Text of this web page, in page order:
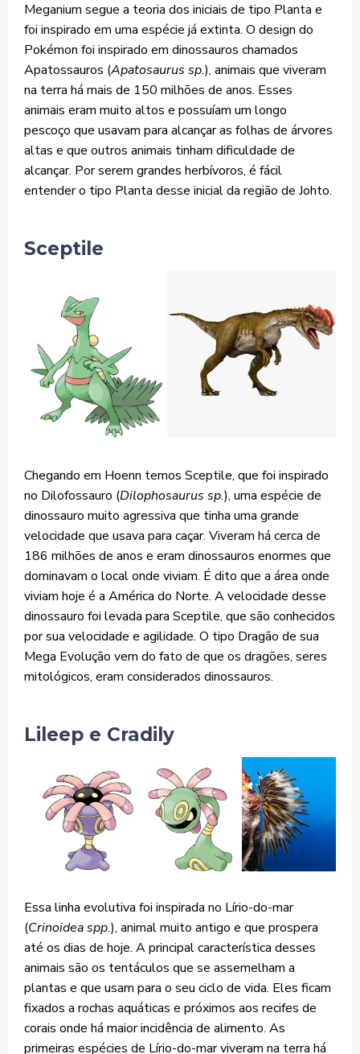
Meganium segue a teoria dos iniciais de tipo Planta e
foi inspirado em uma espécie já extinta. O design do
Pokémon foi inspirado em dinossauros chamados
Apatossauros (Apatosaurus sp.), animais que viveram
na terra há mais de 150 milhões de anos. Esses
animais eram muito altos e possuíam um longo
pescoço que usavam para alcançar as folhas de árvores
altas e que outros animais tinham dificuldade de
alcançar. Por serem grandes herbívoros, é fácil
entender o tipo Planta desse inicial da região de Johto.
Sceptile
Chegando em Hoenn temos Sceptile, que foi inspirado
no Dilofossauro (Dilophosaurus sp.), uma espécie de
dinossauro muito agressiva que tinha uma grande
velocidade que usava para caçar. Viveram há cerca de
186 milhões de anos e eram dinossauros enormes que
dominavam o local onde viviam. É dito que a área onde
viviam hoje é a América do Norte. A velocidade desse
dinossauro foi levada para Sceptile, que são conhecidos
por sua velocidade e agilidade. O tipo Dragão de sua
Mega Evolução vem do fato de que os dragões, seres
mitológicos, eram considerados dinossauros.
Lileep e Cradily
Essa linha evolutiva foi inspirada no Lírio-do-mar
(Crinoidea spp.), animal muito antigo e que prospera
até os dias de hoje. A principal característica desses
animais são os tentáculos que se assemelham a
plantas e que usam para o seu ciclo de vida. Eles ficam
fixados a rochas aquáticas e próximos aos recifes de
corais onde há maior incidência de alimento. As
primeiras espécies de Lírio-do-mar viveram na terra há